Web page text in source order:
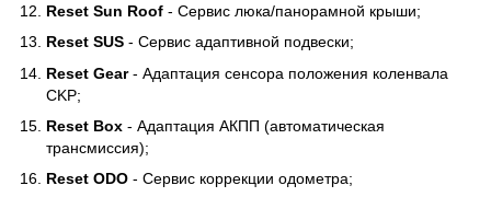
Reset Sun Roof - Сервис люка/панорамной крыши;
Reset SUS - Сервис адаптивной подвески;
Reset Gear- Адаптация сенсора положения коленвала
CKP;
Reset Box - Адаптация АКПП (автоматическая
трансмиссия);
Reset ODO - Сервис коррекции одометра;